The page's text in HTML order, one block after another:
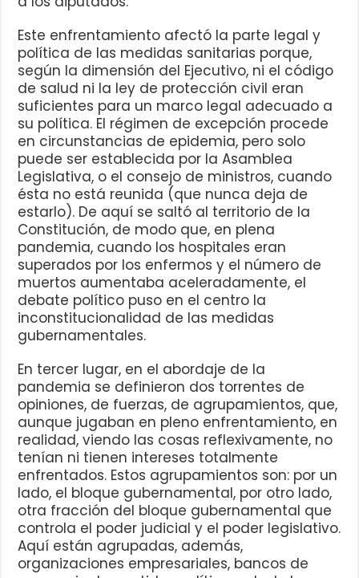
Este enfrentamiento afectó la parte legal y
política de las medidas sanitarias porque,
según la dimensión del Ejecutivo, ni el código
de salud ni la ley de protección civil eran
suficientes para un marco legal adecuado a
su política. El régimen de excepción procede
en circunstancias de epidemia, pero solo
puede ser establecida por la Asamblea
Legislativa, o el consejo de ministros, cuando
ésta no está reunida (que nunca deja de
estarlo). De aquí se saltó al territorio de la
Constitución, de modo que, en plena
pandemia, cuando los hospitales eran
superados por los enfermos y el número de
muertos aumentaba aceleradamente, el
debate político puso en el centro la
inconstitucionalidad de las medidas
gubernamentales.
En tercer lugar, en el abordaje de la
pandemia se definieron dos torrentes de
opiniones, de fuerzas, de agrupamientos, que,
aunque jugaban en pleno enfrentamiento, en
realidad, viendo las cosas reflexivamente, no
tenían ni tienen intereses totalmente
enfrentados. Estos agrupamientos son: por un
lado, el bloque gubernamental, por otro lado,
otra fracción del bloque gubernamental que
controla el poder judicial y el poder legislativo.
Aquí están agrupadas, además,
organizaciones empresariales, bancos de